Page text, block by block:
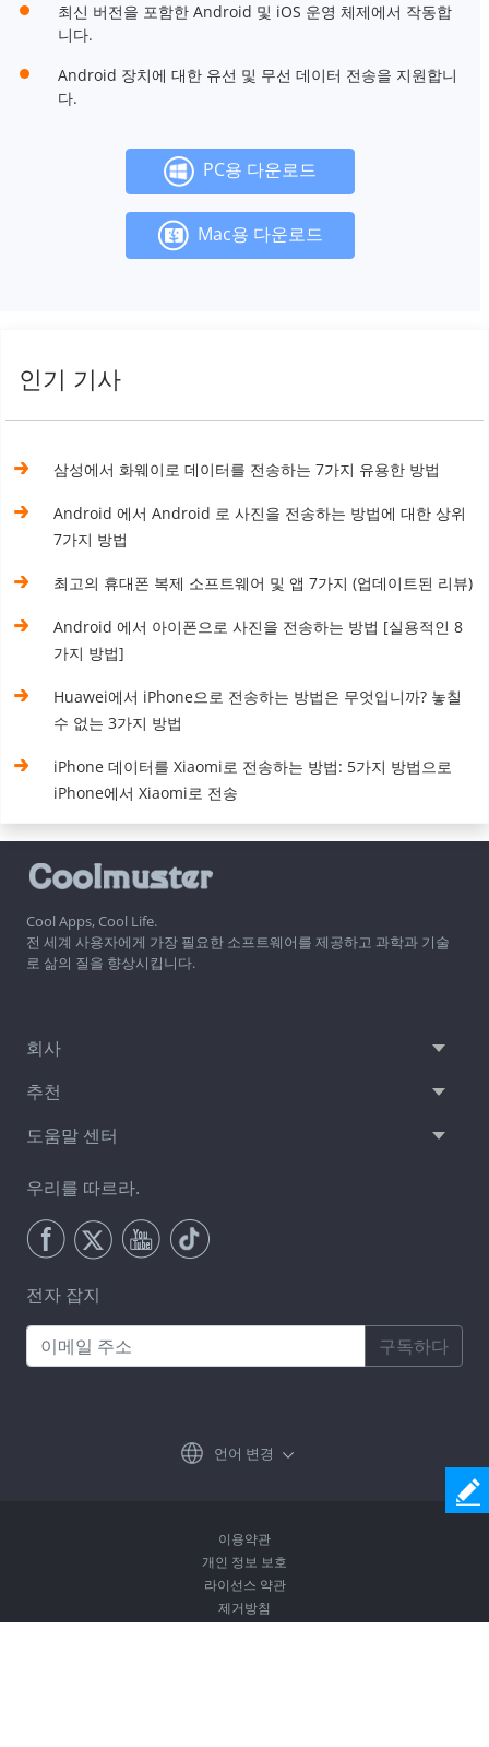
최신 버전을 포함한 Android 및 iOS 운영 체제에서 작동합
니다.
Android 장치에 대한 유선 및 무선 데이터 전송을 지원합니
다.
PC용 다운로드
Mac용 다운로드
인기 기사
삼성에서 화웨이로 데이터를 전송하는 7가지 유용한 방법
Android 에서 Android 로 사진을 전송하는 방법에 대한 상위
7가지 방법
최고의 휴대폰 복제 소프트웨어 및 앱 7가지 (업데이트된 리뷰)
Android 에서 아이폰으로 사진을 전송하는 방법 [실용적인 8
가지 방법]
Huawei에서 iPhone으로 전송하는 방법은 무엇입니까? 놓칠
수 없는 3가지 방법
iPhone 데이터를 Xiaomi로 전송하는 방법: 5가지 방법으로
iPhone에서 Xiaomi로 전송
Cool Apps, Cool Life.
전 세계 사용자에게 가장 필요한 소프트웨어를 제공하고 과학과 기술
로 삶의 질을 향상시킵니다.
회사
추천
도움말 센터
우리를 따르라.
전자 잡지
구독하다
언어 변경
이용약관
개인 정보 보호
라이선스 약관
제거방침